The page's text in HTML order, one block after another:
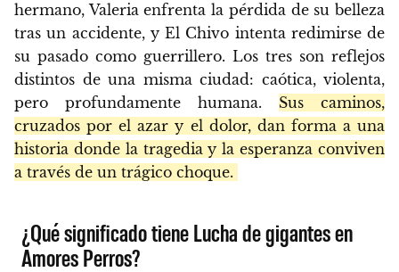
hermano, Valeria enfrenta la pérdida de su belleza
tras un accidente, y El Chivo intenta redimirse de
su pasado como guerrillero. Los tres son reflejos
distintos de una misma ciudad: caótica, violenta,
pero profundamente humana. Sus caminos,
cruzados por el azar y el dolor, dan forma a una
historia donde la tragedia y la esperanza conviven
a través de un trágico choque.
¿Qué significado tiene Lucha de gigantes en
Amores Perros?